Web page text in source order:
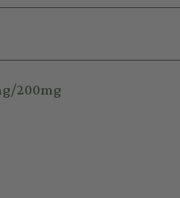
200mg